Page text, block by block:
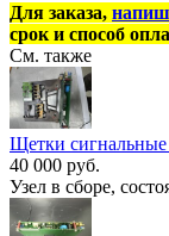
Для заказа,
срок и способ
См. также
Щетки сигнальные
40 000 руб.
Узел в сборе,